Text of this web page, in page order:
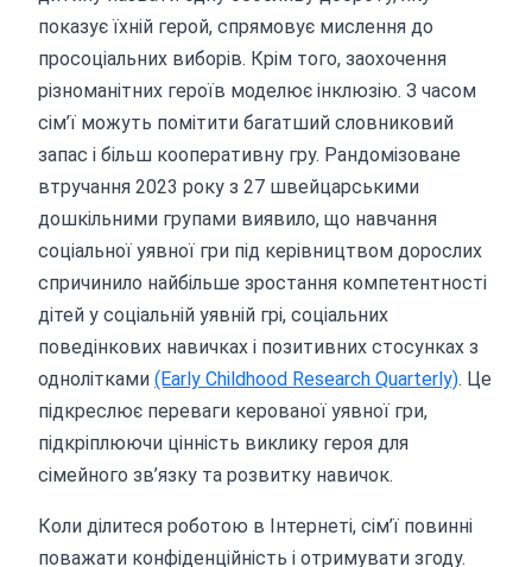
показує їхній герой, спрямовує мислення до
просоціальних виборів. Крім того, заохочення
різноманітних героїв моделює інклюзію. З часом
сім’ї можуть помітити багатший словниковий
запас і більш кооперативну гру. Рандомізоване
втручання 2023 року з 27 швейцарськими
дошкільними групами виявило, що навчання
соціальної уявної гри під керівництвом дорослих
спричинило найбільше зростання компетентності
дітей у соціальній уявній грі, соціальних
поведінкових навичках і позитивних стосунках з
однолітками (Early Childhood Research Quarterly). Це
підкреслює переваги керованої уявної гри,
підкріплюючи цінність виклику героя для
сімейного зв’язку та розвитку навичок.
Коли ділитеся роботою в Інтернеті, сім’ї повинні
поважати конфіденційність і отримувати згоду.